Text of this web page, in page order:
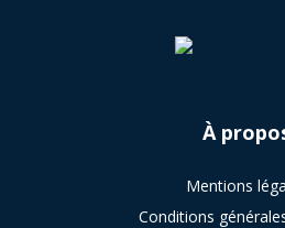
À
Mentions
Conditions